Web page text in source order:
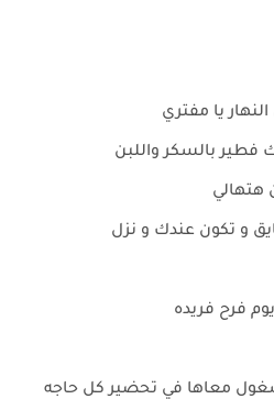
يا مفتري
فطير بالسكر واللبن
هتهالي
و تكون عندك و نزل
فرح فريده
معاها في تحضير كل حاجه